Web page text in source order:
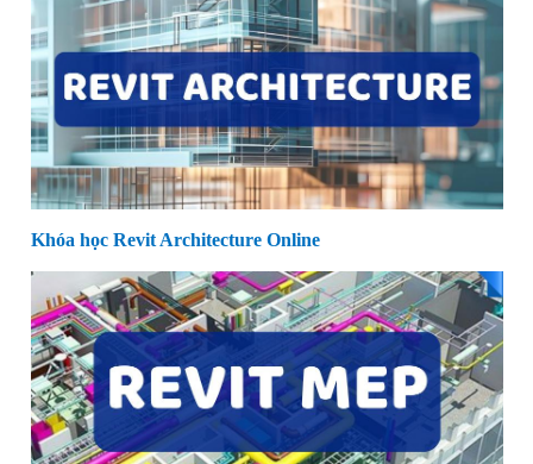
Khóa học Revit Architecture Online